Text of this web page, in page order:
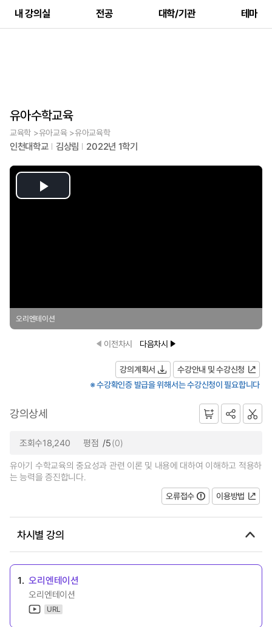
내 강의실 전공 대학/기관 테마
유아수학교육
교육학 >유아교육 >유아교육학
인천대학교 김상림 2022년 1학기
Play
오리엔테이션
이전차시 다음차시
강의계획서
수강안내 및 수강신청
※ 수강확인증 발급을 위해서는 수강신청이 필요합니다
강의상세
조회수18,240 평점 /5(0)
유아기 수학교육의 중요성과 관련 이론 및 내용에 대하여 이해하고 적용하
는 능력을 증진합니다.
오류접수
이용방법
차시별 강의
1. 오리엔테이션
오리엔테이션
URL